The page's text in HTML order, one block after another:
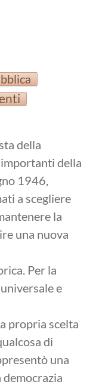
della
della
1946,
a scegliere
la
una nuova
Per la
e
propria scelta
di
una